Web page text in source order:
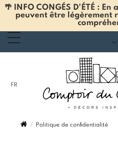
🌴 INFO CONGÉS D'ÉTÉ :
peuvent être légèrement
FR
Politique de confidentialité